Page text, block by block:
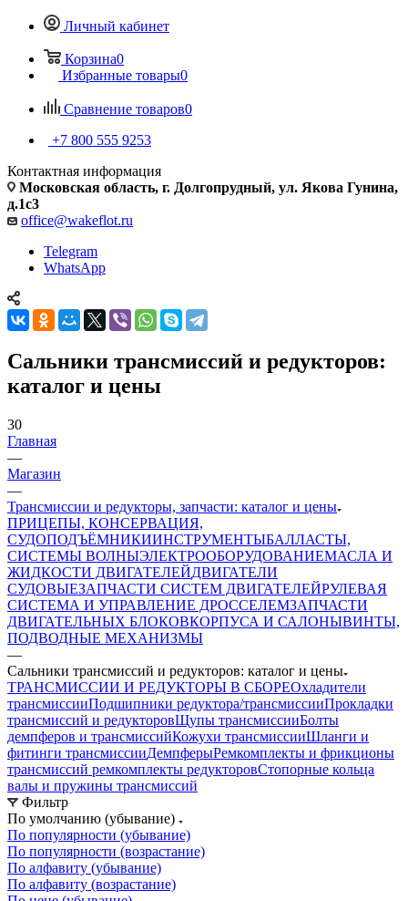
Личный кабинет
Корзина0
Избранные товары0
Сравнение товаров0
+7 800 555 9253
Контактная информация
Московская область, г. Долгопрудный, ул. Якова Гунина,
д.1с3
office@wakeflot.ru
Telegram
WhatsApp
Сальники трансмиссий и редукторов:
каталог и цены
30
Главная
—
Магазин
—
Трансмиссии и редукторы, запчасти: каталог и цены
ПРИЦЕПЫ, КОНСЕРВАЦИЯ,
СУДОПОДЪЁМНИКИИНСТРУМЕНТЫБАЛЛАСТЫ,
СИСТЕМЫ ВОЛНЫЭЛЕКТРООБОРУДОВАНИЕМАСЛА И
ЖИДКОСТИ ДВИГАТЕЛЕЙДВИГАТЕЛИ
СУДОВЫЕЗАПЧАСТИ СИСТЕМ ДВИГАТЕЛЕЙРУЛЕВАЯ
СИСТЕМА И УПРАВЛЕНИЕ ДРОССЕЛЕМЗАПЧАСТИ
ДВИГАТЕЛЬНЫХ БЛОКОВКОРПУСА И САЛОНЫВИНТЫ,
ПОДВОДНЫЕ МЕХАНИЗМЫ
—
Сальники трансмиссий и редукторов: каталог и цены
ТРАНСМИССИИ И РЕДУКТОРЫ В СБОРЕОхладители
трансмиссииПодшипники редуктора/трансмиссииПрокладки
трансмиссий и редукторовЩупы трансмиссииБолты
демпферов и трансмиссийКожухи трансмиссииШланги и
фитинги трансмиссииДемпферыРемкомплекты и фрикционы
трансмиссий ремкомплекты редукторовСтопорные кольца
валы и пружины трансмиссий
Фильтр
По умолчанию (убывание)
По популярности (убывание)
По популярности (возрастание)
По алфавиту (убывание)
По алфавиту (возрастание)